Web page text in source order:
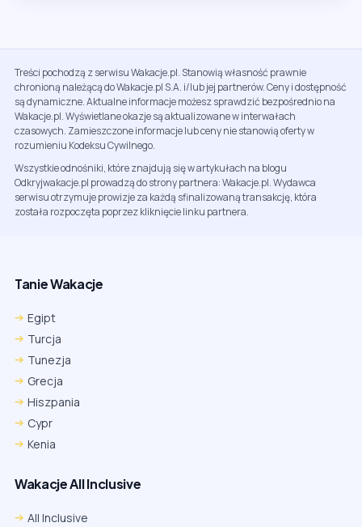
Treści pochodzą z serwisu Wakacje.pl. Stanowią własność prawnie
chronioną należącą do Wakacje.pl S.A. i/lub jej partnerów. Ceny i dostępność
są dynamiczne. Aktualne informacje możesz sprawdzić bezpośrednio na
Wakacje.pl. Wyświetlane okazje są aktualizowane w interwałach
czasowych. Zamieszczone informacje lub ceny nie stanowią oferty w
rozumieniu Kodeksu Cywilnego.
Wszystkie odnośniki, które znajdują się w artykułach na blogu
Odkryjwakacje.pl prowadzą do strony partnera: Wakacje.pl. Wydawca
serwisu otrzymuje prowizje za każdą sfinalizowaną transakcję, która
została rozpoczęta poprzez kliknięcie linku partnera.
Tanie Wakacje
Egipt
Turcja
Tunezja
Grecja
Hiszpania
Cypr
Kenia
Wakacje All Inclusive
All Inclusive